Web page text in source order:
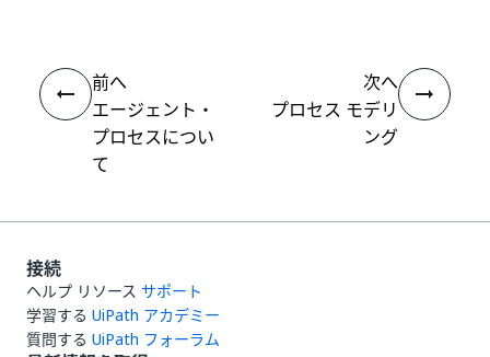
前へ
エージェント・
プロセスについ
て
次へ
プロセス モデリ
ング
接続
ヘルプ リソース サポート
学習する UiPath アカデミー
質問する UiPath フォーラム